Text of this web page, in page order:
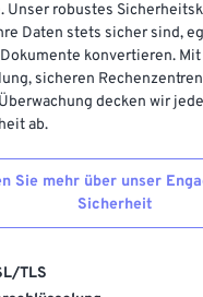
Unser robustes
Daten stets sicher sind,
konvertieren.
sicheren
decken wir
ab.
Sie mehr über unser
Sicherheit
TLS